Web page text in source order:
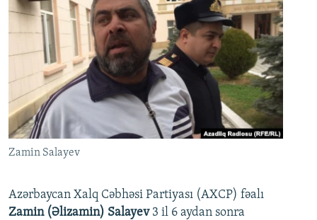
Zamin Salayev
Azərbaycan Xalq Cəbhəsi Partiyası (AXCP) fəalı
Zamin (Əlizamin) Salayev 3 il 6 aydan sonra